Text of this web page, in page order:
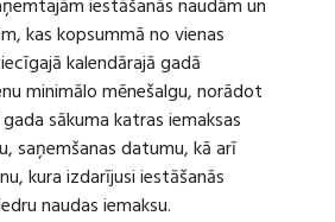
kas kopsummā no vienas
kalendārajā gadā
minimālo mēnešalgu, norādot
sākuma katras iemaksas
saņemšanas datumu, kā arī
kura izdarījusi iestāšanās
naudas iemaksu.